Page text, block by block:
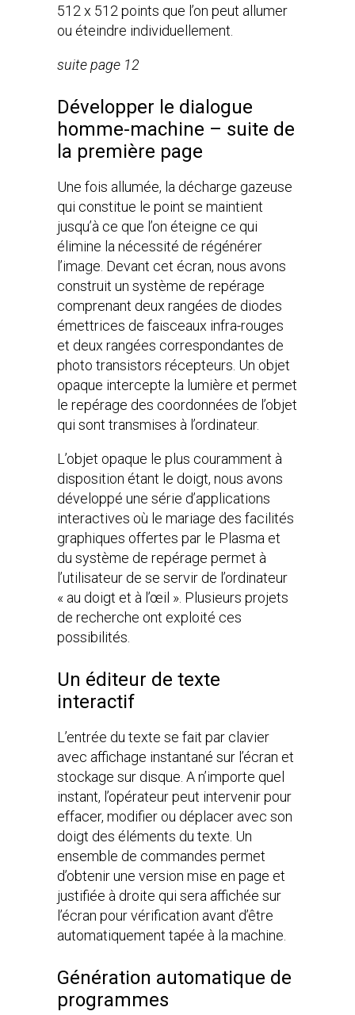
512 x 512 points que l’on peut allumer
ou éteindre individuellement.
suite page 12
Développer le dialogue
homme-machine – suite de
la première page
Une fois allumée, la décharge gazeuse
qui constitue le point se maintient
jusqu’à ce que l’on éteigne ce qui
élimine la nécessité de régénérer
l’image. Devant cet écran, nous avons
construit un système de repérage
comprenant deux rangées de diodes
émettrices de faisceaux infra-rouges
et deux rangées correspondantes de
photo transistors récepteurs. Un objet
opaque intercepte la lumière et permet
le repérage des coordonnées de l’objet
qui sont transmises à l’ordinateur.
L’objet opaque le plus couramment à
disposition étant le doigt, nous avons
développé une série d’applications
interactives où le mariage des facilités
graphiques offertes par le Plasma et
du système de repérage permet à
l’utilisateur de se servir de l’ordinateur
« au doigt et à l’œil ». Plusieurs projets
de recherche ont exploité ces
possibilités.
Un éditeur de texte
interactif
L’entrée du texte se fait par clavier
avec affichage instantané sur l’écran et
stockage sur disque. A n’importe quel
instant, l’opérateur peut intervenir pour
effacer, modifier ou déplacer avec son
doigt des éléments du texte. Un
ensemble de commandes permet
d’obtenir une version mise en page et
justifiée à droite qui sera affichée sur
l’écran pour vérification avant d’être
automatiquement tapée à la machine.
Génération automatique de
programmes